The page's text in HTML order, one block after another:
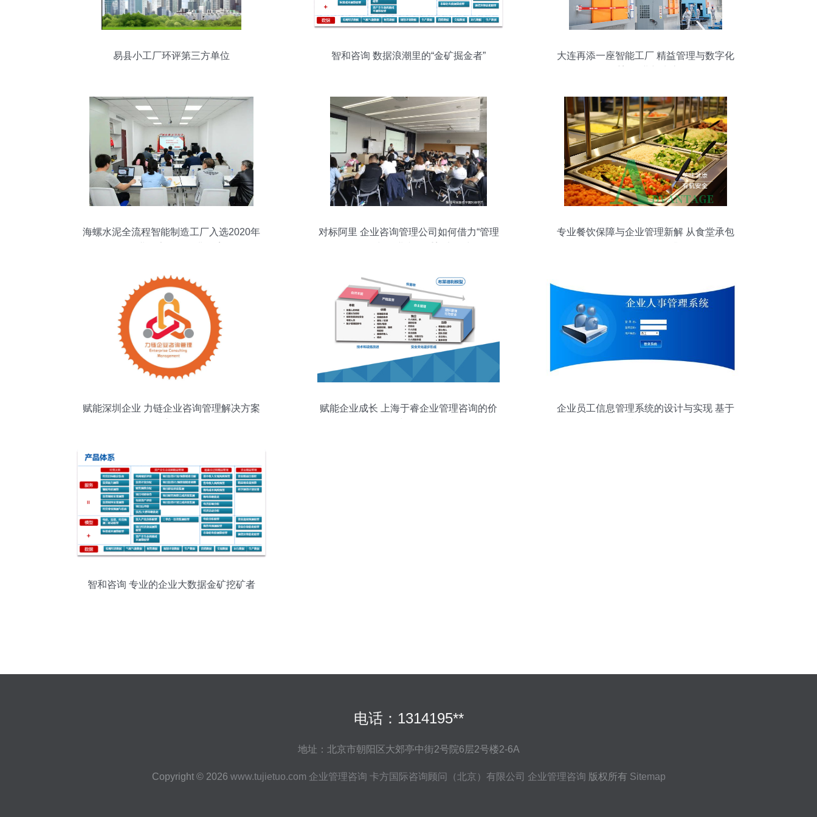
易县小工厂环评第三方单位 智和咨询 数据浪潮里的“金矿掘金者”
大连再添一座智能工厂 精益管理与数字化
海螺水泥全流程智能制造工厂入选2020年
对标阿里 企业咨询管理公司如何借力“管理
专业餐饮保障与企业管理新解 从食堂承包
赋能深圳企业 力链企业咨询管理解决方案
赋能企业成长 上海于睿企业管理咨询的价
企业员工信息管理系统的设计与实现 基于
智和咨询 专业的企业大数据金矿挖矿者
电话：1314195**
地址：北京市朝阳区大郊亭中街2号院6层2号楼2-6A
Copyright © 2026 www.tujietuo.com 企业管理咨询 卡方国际咨询顾问（北京）有限公司 企业管理咨询 版权所有 Sitemap